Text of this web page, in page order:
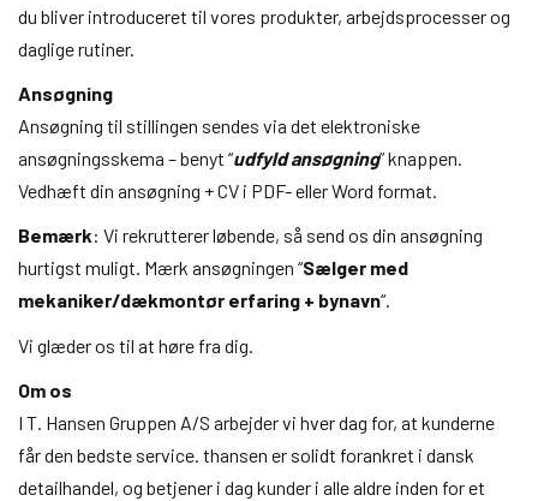
du bliver introduceret til vores produkter, arbejdsprocesser og
daglige rutiner.
Ansøgning
Ansøgning til stillingen sendes via det elektroniske
ansøgningsskema – benyt “udfyld ansøgning” knappen.
Vedhæft din ansøgning + CV i PDF- eller Word format.
Bemærk: Vi rekrutterer løbende, så send os din ansøgning
hurtigst muligt. Mærk ansøgningen “Sælger med
mekaniker/dækmontør erfaring + bynavn“.
Vi glæder os til at høre fra dig.
Om os
I T. Hansen Gruppen A/S arbejder vi hver dag for, at kunderne
får den bedste service. thansen er solidt forankret i dansk
detailhandel, og betjener i dag kunder i alle aldre inden for et